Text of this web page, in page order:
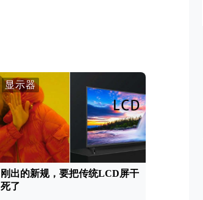
显示器
刚出的新规，要把传统LCD屏干
死了